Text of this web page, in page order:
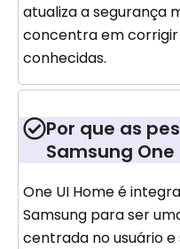
atualiza a segurança
concentra em
conhecidas.
Por que as
Samsung One
One UI Home é
Samsung para ser
centrada no usuário e